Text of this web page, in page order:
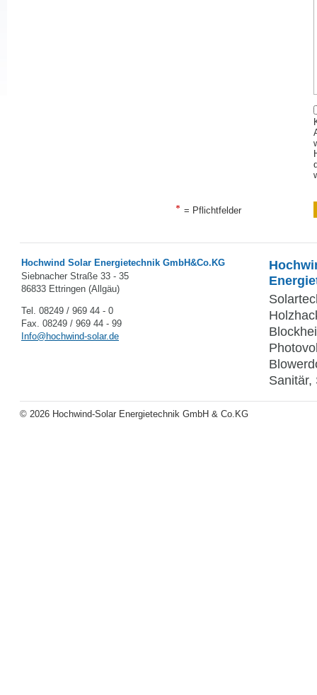
= Pflichtfelder
Hochwind Solar Energietechnik GmbH&Co.KG
Siebnacher Straße 33 - 35
86833 Ettringen (Allgäu)
Tel. 08249 / 969 44 - 0
Fax. 08249 / 969 44 - 99
Info@hochwind-solar.de
Sanitär,
© 2026 Hochwind-Solar Energietechnik GmbH & Co.KG